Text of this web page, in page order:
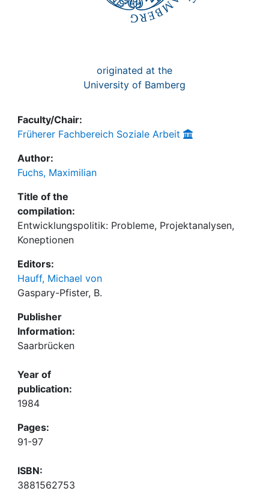
originated at the
University of Bamberg
Faculty/Chair:
Früherer Fachbereich Soziale Arbeit
Author:
Fuchs, Maximilian
Title of the
compilation:
Entwicklungspolitik: Probleme, Projektanalysen,
Koneptionen
Editors:
Hauff, Michael von
Gaspary-Pfister, B.
Publisher
Information:
Saarbrücken
Year of
publication:
1984
Pages:
91-97
ISBN:
3881562753